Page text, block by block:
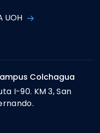
UOH
Colchagua
I-90. KM 3, San